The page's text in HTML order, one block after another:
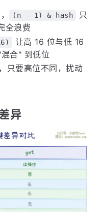
(n - 1) & hash
只
全浪费
让高 16 位与低 16
合" 到低位
只要高位不同，扰动
异